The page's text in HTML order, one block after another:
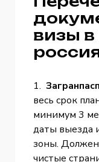
визы
1.
весь срок
минимум 3
даты выезда
зоны.
чистые